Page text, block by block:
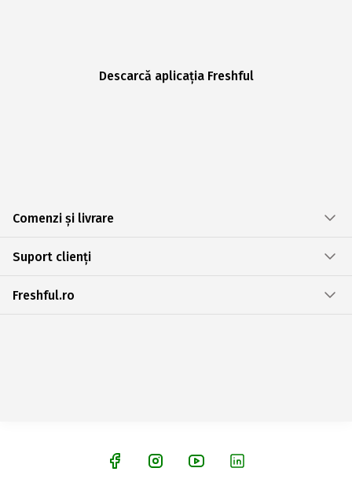
Descarcă aplicația Freshful
Comenzi și livrare
Suport clienți
Freshful.ro